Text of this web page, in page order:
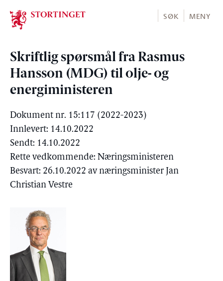
Stortinget.no
SØK MENY
Skriftlig spørsmål fra Rasmus
Hansson (MDG) til olje- og
energiministeren
Dokument nr. 15:117 (2022-2023)
Innlevert: 14.10.2022
Sendt: 14.10.2022
Rette vedkommende: Næringsministeren
Besvart: 26.10.2022 av næringsminister Jan
Christian Vestre